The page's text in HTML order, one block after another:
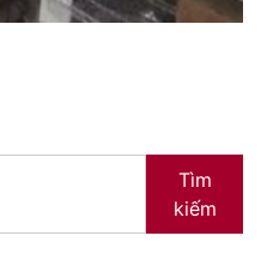
Tìm
kiếm